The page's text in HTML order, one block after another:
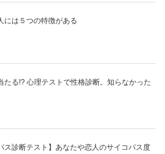
には５つの特徴がある
たる!? 心理テストで性格診断。知らなかった
ス診断テスト】あなたや恋人のサイコパス度